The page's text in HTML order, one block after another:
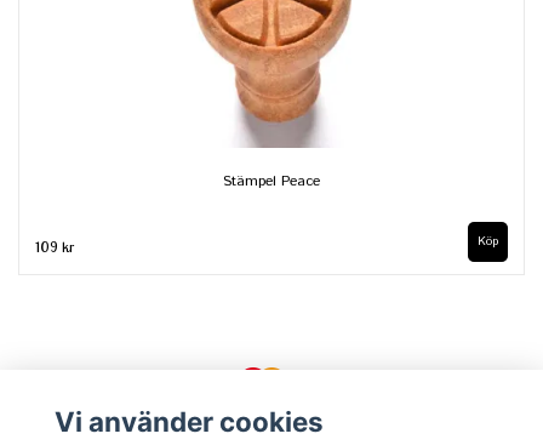
Stämpel Peace
109 kr
Vi använder cookies